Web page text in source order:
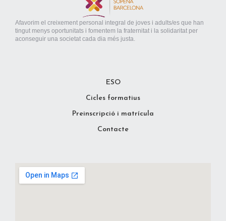
Afavorim el creixement personal integral de joves i adults/es que han
tingut menys oportunitats i fomentem la fraternitat i la solidaritat per
aconseguir una societat cada dia més justa.
ESO
Cicles formatius
Preinscripció i matrícula
Contacte